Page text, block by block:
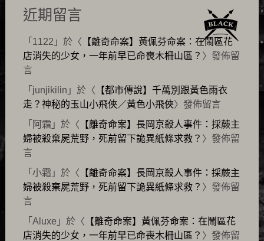
近期留言
「 1122 」於〈 【離奇命案】黃佩芬命案：在鬧區花
店消失的少女，一年前早已命喪木柵山區？ 〉發佈留
言
「 junjikilin 」於〈 【都市傳說】千萬別跟黃色雨衣
走？神秘的玉山小飛俠／黃色小飛俠〉發佈留言
「 阿霜 」於〈 【離奇命案】長岡京殺人事件：採蕨主
婦被殺棄屍荒野，死前留下詭異紙條求救？ 〉發佈留
言
「 小霜 」於〈 【離奇命案】長岡京殺人事件：採蕨主
婦被殺棄屍荒野，死前留下詭異紙條求救？ 〉發佈留
言
「 Aluxe 」於〈 【離奇命案】黃佩芬命案：在鬧區花
店消失的少女，一年前早已命喪木柵山區？ 〉發佈留